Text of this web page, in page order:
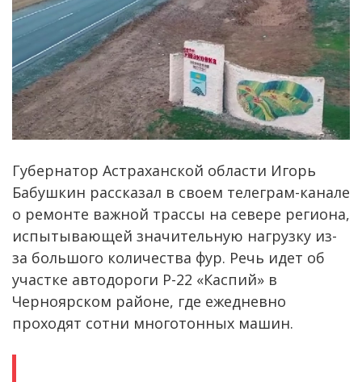
Губернатор Астраханской области Игорь
Бабушкин рассказал в своем телеграм-канале
о ремонте важной трассы на севере региона,
испытывающей значительную нагрузку из-
за большого количества фур. Речь идет об
участке автодороги Р-22 «Каспий» в
Черноярском районе, где ежедневно
проходят сотни многотонных машин.